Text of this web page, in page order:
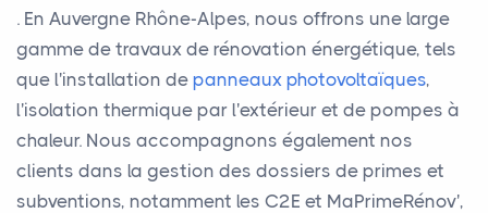
. En Auvergne Rhône-Alpes, nous offrons une large
gamme de travaux de rénovation énergétique, tels
que l'installation de panneaux photovoltaïques,
l'isolation thermique par l'extérieur et de pompes à
chaleur. Nous accompagnons également nos
clients dans la gestion des dossiers de primes et
subventions, notamment les C2E et MaPrimeRénov',